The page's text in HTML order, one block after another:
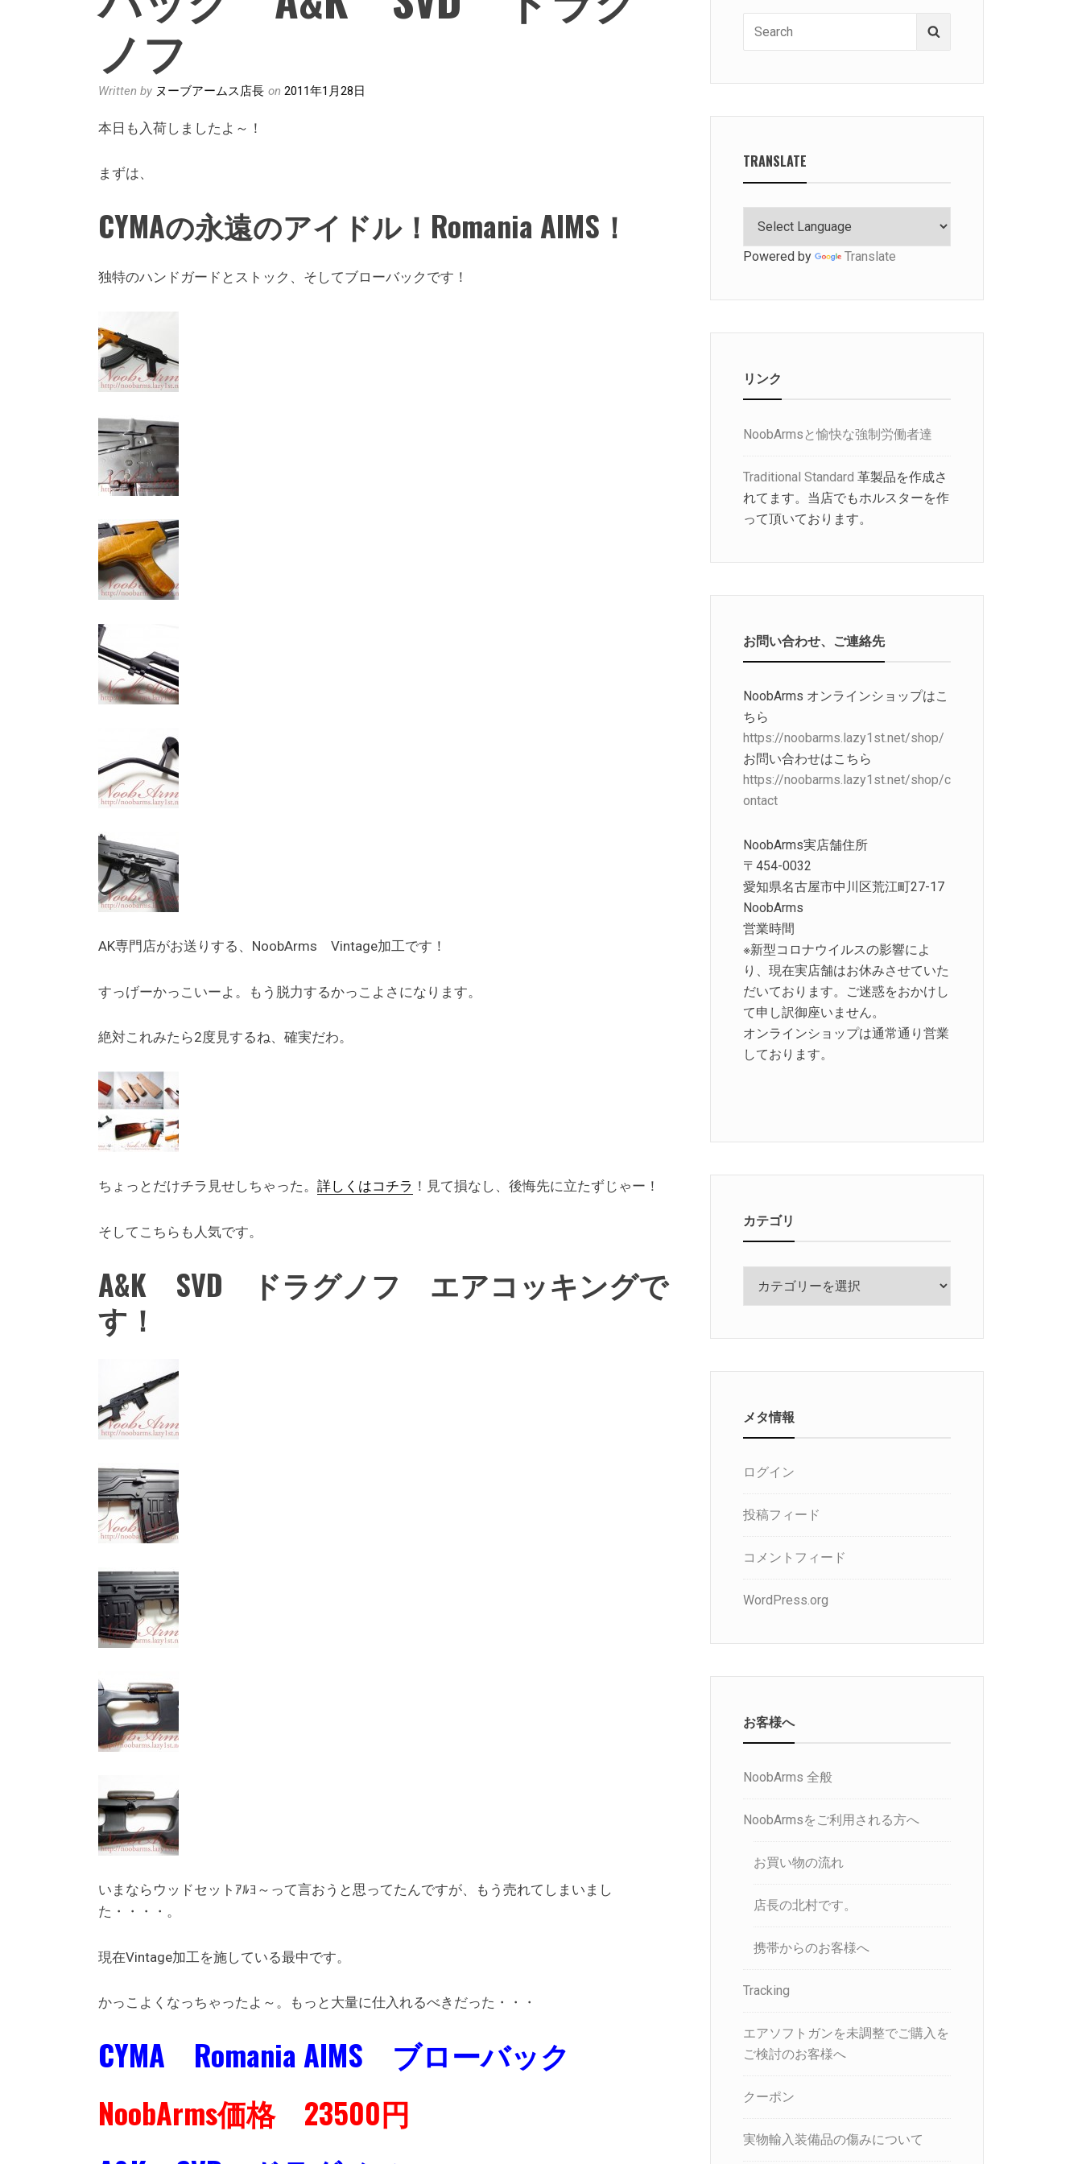
ノフ
Written by ヌーブアームス店長 on 2011年1月28日
本日も入荷しましたよ～！
まずは、
CYMAの永遠のアイドル！Romania AIMS！
独特のハンドガードとストック、そしてブローバックです！
AK専門店がお送りする、NoobArms Vintage加工です！
すっげーかっこいーよ。もう脱力するかっこよさになります。
絶対これみたら2度見するね、確実だわ。
ちょっとだけチラ見せしちゃった。 詳しくはコチラ ！見て損なし、後悔先に立たずじゃー！
そしてこちらも人気です。
A&K SVD ドラグノフ エアコッキングで
す！
いまならウッドセットｱﾙﾖ～って言おうと思ってたんですが、もう売れてしまいまし
た・・・・。
現在Vintage加工を施している最中です。
かっこよくなっちゃったよ～。もっと大量に仕入れるべきだった・・・
CYMA Romania AIMS ブローバック
NoobArms価格 23500円
TRANSLATE
Powered by Translate
リンク
NoobArmsと愉快な強制労働者達
Traditional Standard 革製品を作成さ
れてます。当店でもホルスターを作
って頂いております。
お問い合わせ、ご連絡先
NoobArms オンラインショップはこ
ちら
https://noobarms.lazy1st.net/shop/
お問い合わせはこちら
https://noobarms.lazy1st.net/shop/c
ontact
NoobArms実店舗住所
〒454-0032
愛知県名古屋市中川区荒江町27-17
NoobArms
営業時間
※新型コロナウイルスの影響によ
り、現在実店舗はお休みさせていた
だいております。ご迷惑をおかけし
て申し訳御座いません。
オンラインショップは通常通り営業
しております。
カテゴリ
リ
メタ情報
ログイン
投稿フィード
コメントフィード
WordPress.org
お客様へ
NoobArms 全般
NoobArmsをご利用される方へ
お買い物の流れ
店長の北村です。
携帯からのお客様へ
Tracking
エアソフトガンを未調整でご購入を
ご検討のお客様へ
クーポン
実物輸入装備品の傷みについて